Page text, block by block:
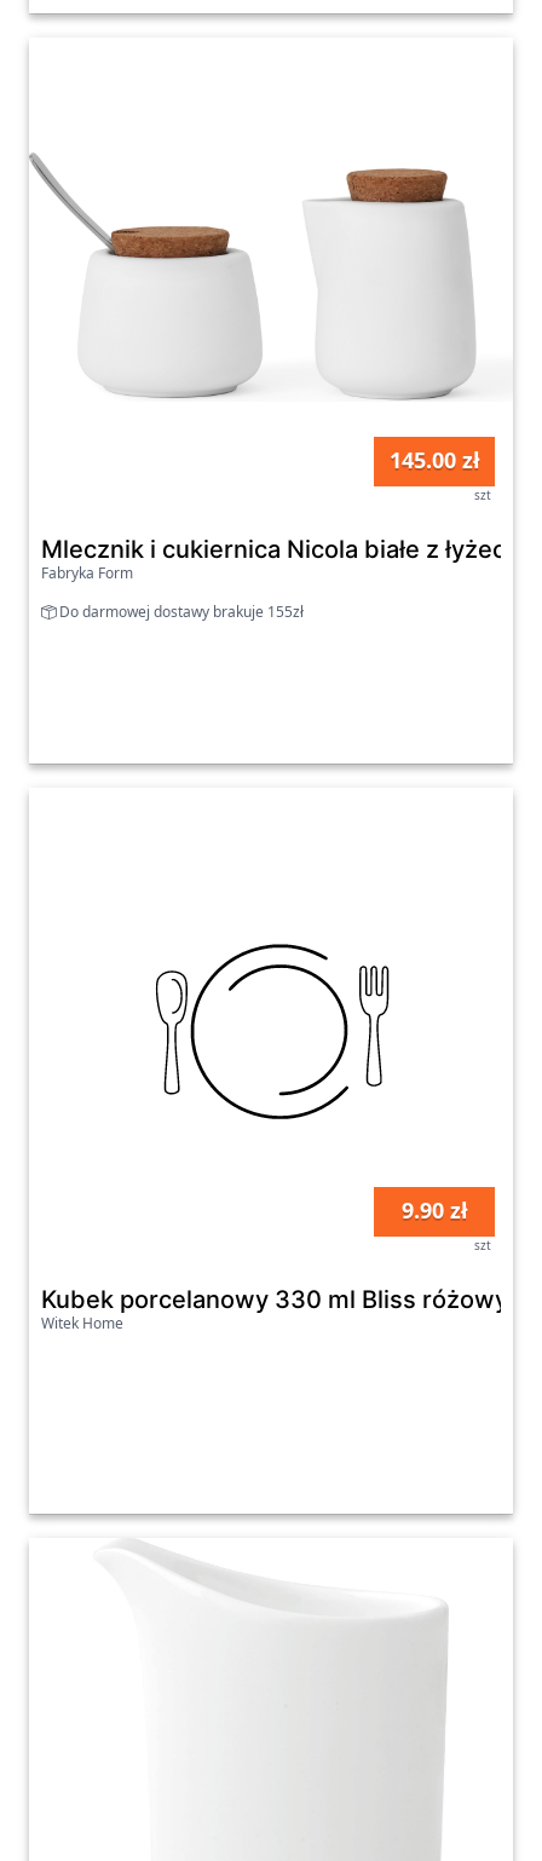
145.00 zł
szt
Mlecznik i cukiernica Nicola białe z
Fabryka Form
Do darmowej dostawy brakuje 155zł
9.90 zł
szt
Kubek porcelanowy 330 ml Bliss różowy
Witek Home